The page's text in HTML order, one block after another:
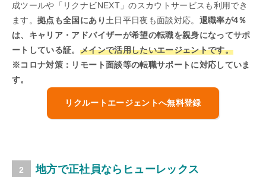
成ツールや「リクナビNEXT」のスカウトサービスも利用でき
ます。拠点も全国にあり土日平日夜も面談対応。 退職率が4％
は、キャリア・アドバイザーが希望の転職を親身になってサポ
ートしている証。 メインで活用したいエージェントです。
※コロナ対策：リモート面談等の転職サポートに対応していま
す。
リクルートエージェントへ無料登録
地方で正社員ならヒューレックス